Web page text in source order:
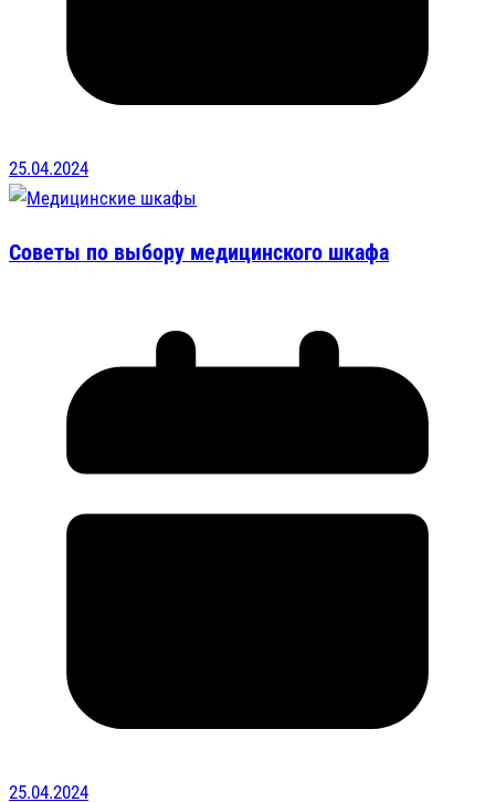
25.04.2024
Советы по выбору медицинского шкафа
25.04.2024